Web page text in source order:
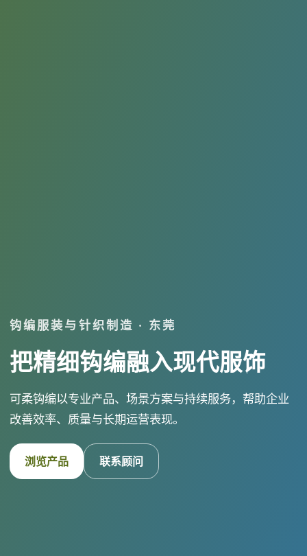
钩编服装与针织制造 · 东莞
把精细钩编融入现代服饰
可柔钩编以专业产品、场景方案与持续服务，帮助企业
改善效率、质量与长期运营表现。
浏览产品 联系顾问